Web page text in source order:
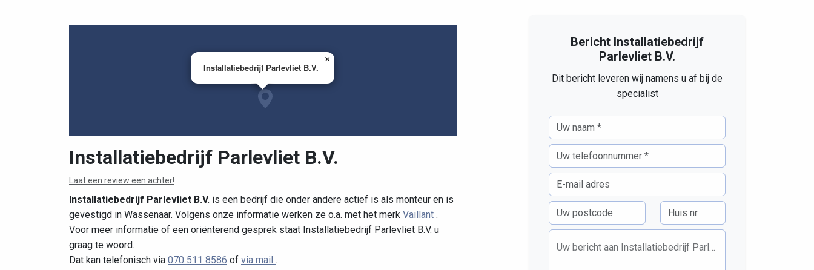
Installatiebedrijf Parlevliet B.V.
×
Installatiebedrijf Parlevliet B.V.
Laat een review een achter!
Installatiebedrijf Parlevliet B.V. is een bedrijf die onder andere actief is als monteur en is
gevestigd in Wassenaar. Volgens onze informatie werken ze o.a. met het merk Vaillant .
Voor meer informatie of een oriënterend gesprek staat Installatiebedrijf Parlevliet B.V. u
graag te woord.
Dat kan telefonisch via 070 511 8586 of via mail .
Bericht Installatiebedrijf
Parlevliet B.V.
Dit bericht leveren wij namens u af bij de
specialist
Uw bericht aan Installatiebedrijf Parlevliet B.V.